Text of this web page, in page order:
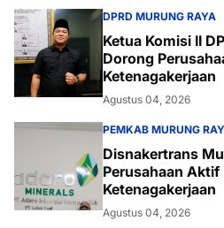
DPRD MURUNG RAYA
Ketua Komisi II
Dorong
Ketenagakerjaan
Agustus 04, 2026
PEMKAB MURUNG
Disnakertrans
Perusahaan
Ketenagakerjaan
Agustus 04, 2026